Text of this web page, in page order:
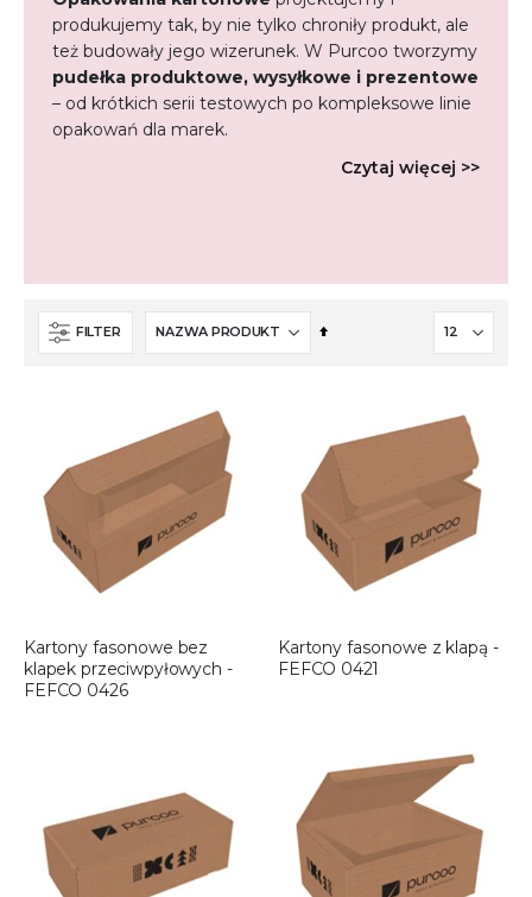
produkujemy tak, by nie tylko chroniły produkt, ale
też budowały jego wizerunek. W Purcoo tworzymy
pudełka produktowe, wysyłkowe i prezentowe
– od krótkich serii testowych po kompleksowe linie
opakowań dla marek.
Czytaj więcej >>
FILTER
Ustaw
Kartony fasonowe bez
klapek przeciwpyłowych -
FEFCO 0426
Kartony fasonowe z klapą -
FEFCO 0421